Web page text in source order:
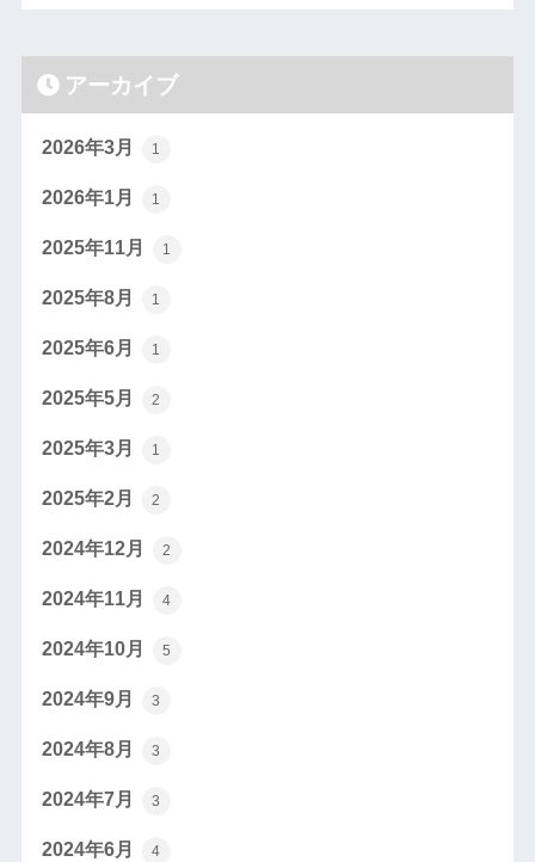
アーカイブ
2026年3月 1
2026年1月 1
2025年11月 1
2025年8月 1
2025年6月 1
2025年5月 2
2025年3月 1
2025年2月 2
2024年12月 2
2024年11月 4
2024年10月 5
2024年9月 3
2024年8月 3
2024年7月 3
2024年6月 4